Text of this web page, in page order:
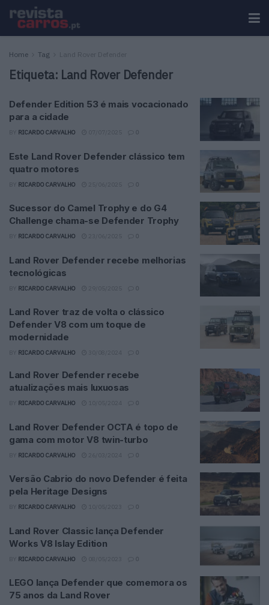
Home Tag Land Rover Defender
Etiqueta: Land Rover Defender
Defender Edition 53 é mais vocacionado
para a cidade
RICARDO CARVALHO 0
Este Land Rover Defender clássico tem
quatro motores
RICARDO CARVALHO 0
Sucessor do Camel Trophy e do G4
Challenge chama-se Defender Trophy
RICARDO CARVALHO 0
Land Rover Defender recebe melhorias
tecnológicas
RICARDO CARVALHO 0
Land Rover traz de volta o clássico
Defender V8 com um toque de
modernidade
RICARDO CARVALHO 0
Land Rover Defender recebe
atualizações mais luxuosas
RICARDO CARVALHO 0
Land Rover Defender OCTA é topo de
gama com motor V8 twin-turbo
RICARDO CARVALHO 0
Versão Cabrio do novo Defender é feita
pela Heritage Designs
RICARDO CARVALHO 0
Land Rover Classic lança Defender
Works V8 Islay Edition
RICARDO CARVALHO 0
LEGO lança Defender que comemora os
75 anos da Land Rover